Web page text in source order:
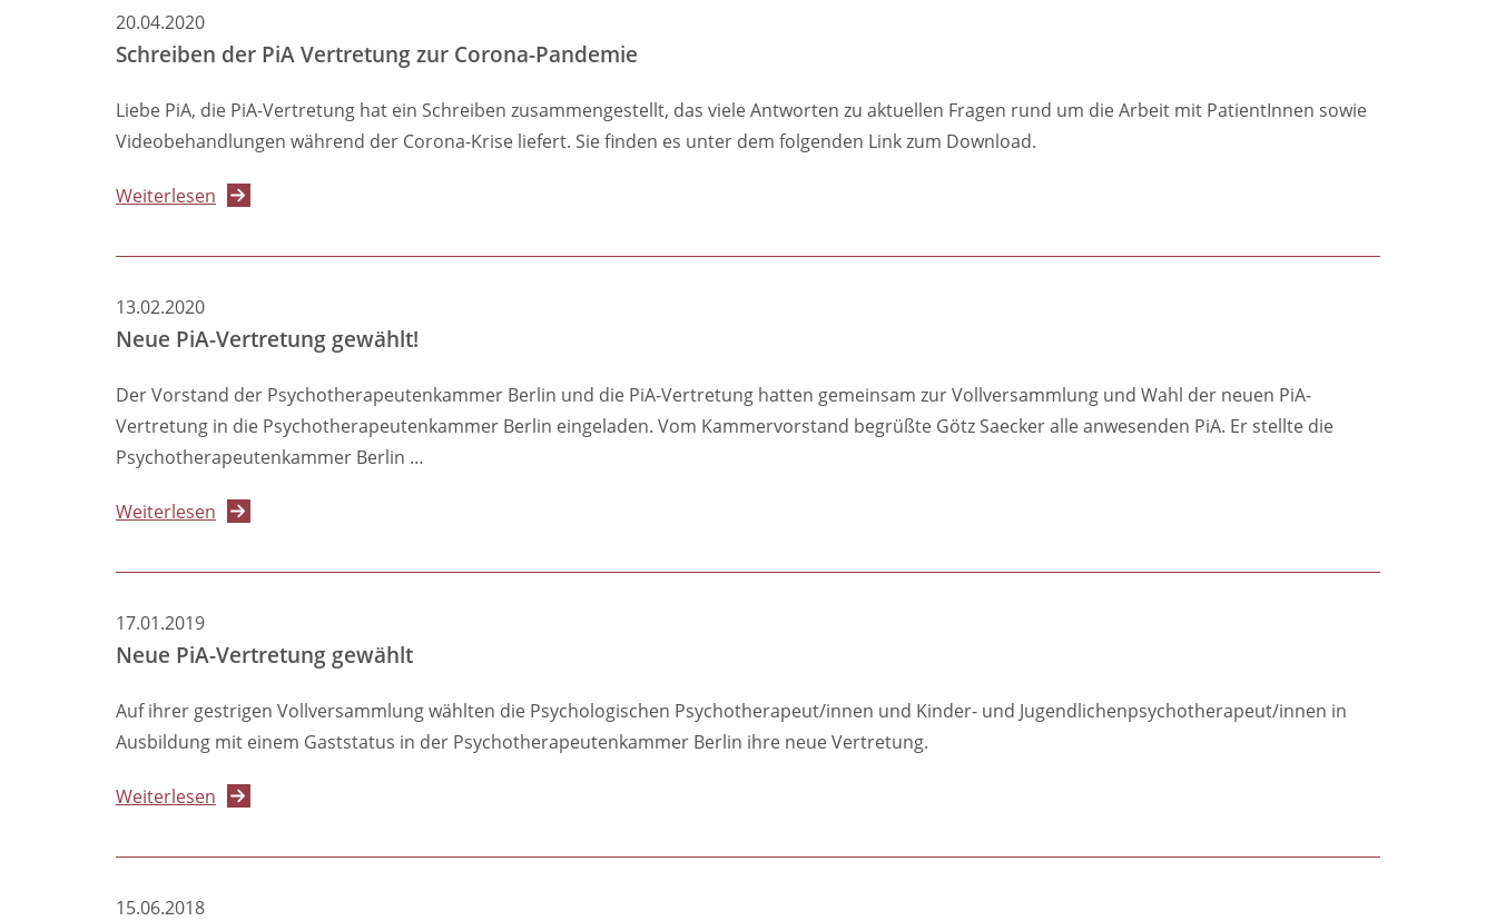
20.04.2020
Schreiben der PiA Vertretung zur Corona-Pandemie
Liebe PiA, die PiA-Vertretung hat ein Schreiben zusammengestellt, das viele Antworten zu aktuellen Fragen rund um die Arbeit mit PatientInnen sowie
Videobehandlungen während der Corona-Krise liefert. Sie finden es unter dem folgenden Link zum Download.
Weiterlesen über
der
zur
Pandemie
13.02.2020
Neue PiA-Vertretung gewählt!
Der Vorstand der Psychotherapeutenkammer Berlin und die PiA-Vertretung hatten gemeinsam zur Vollversammlung und Wahl der neuen PiA-
Vertretung in die Psychotherapeutenkammer Berlin eingeladen. Vom Kammervorstand begrüßte Götz Saecker alle anwesenden PiA. Er stellte die
Psychotherapeutenkammer Berlin …
Weiterlesen über
PiA-
17.01.2019
Neue PiA-Vertretung gewählt
Auf ihrer gestrigen Vollversammlung wählten die Psychologischen Psychotherapeut/innen und Kinder- und Jugendlichenpsychotherapeut/innen in
Ausbildung mit einem Gaststatus in der Psychotherapeutenkammer Berlin ihre neue Vertretung.
Weiterlesen über
PiA-
15.06.2018